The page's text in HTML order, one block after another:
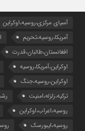
آسیای مرکزی،روسیه،اوکراین
آمریکا،روسیه،تحریم
افغانستان،طالبان،قدرت
اوکراین،آمریکا،روسیه
اوکراین،روسیه،جنگ
ترکیه،زلزله،امنیت
روسیه،اعراب،اوکراین
روسیه،ایبورسک